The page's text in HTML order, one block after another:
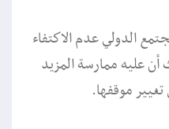
الدولي عدم الاكتفاء
أن عليه ممارسة المزيد
موقفها.